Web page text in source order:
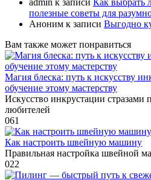
admin к записи Как выбрать
полезные советы для
Аноним к записи Выгодно
Вам также может понравиться
Магия блеска: путь к искусству
обучение этому мастерству
Искусство инкрустации стразами
любителей
061
Как настроить швейную машину
Правильная настройка швейной
022